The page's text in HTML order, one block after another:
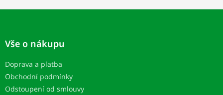
Z
Vše o nákupu
Doprava a platba
Obchodní podmínky
Odstoupení od smlouvy